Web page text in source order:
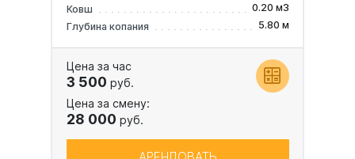
Ковш
0.20 м3
Глубина копания
5.80 м
Цена за час
3 500 руб.
Цена за смену:
28 000 руб.